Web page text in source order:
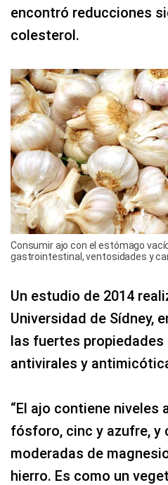
encontró reducciones
colesterol.
Consumir ajo con el estómago
gastrointestinal, ventosidades y
Un estudio de 2014
Universidad de Sídney,
las fuertes
antivirales y
“El ajo contiene niveles
fósforo, cinc y azufre, y
moderadas de
hierro. Es como un